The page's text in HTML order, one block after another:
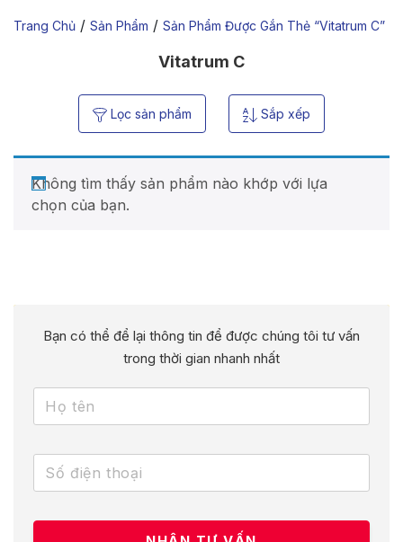
Trang Chủ / Sản Phẩm / Sản Phẩm Được Gắn Thẻ “vitatrum C”
Vitatrum C
Lọc sản phẩm Sắp xếp
Không tìm thấy sản phẩm nào khớp với lựa
chọn của bạn.
Bạn có thể để lại thông tin để được chúng tôi tư vấn
trong thời gian nhanh nhất